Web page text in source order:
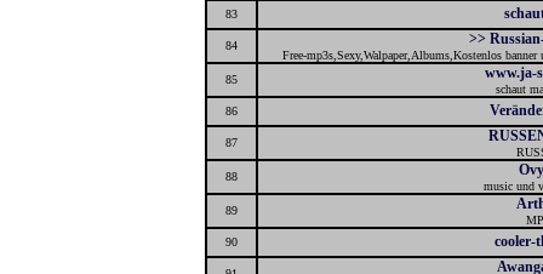
83
84 >>
Free-mp3s,Sexy,Walpaper,Albums,Kostenlos
85
www.ja-
schaut
86
87
88
music und
89
90
cooler-